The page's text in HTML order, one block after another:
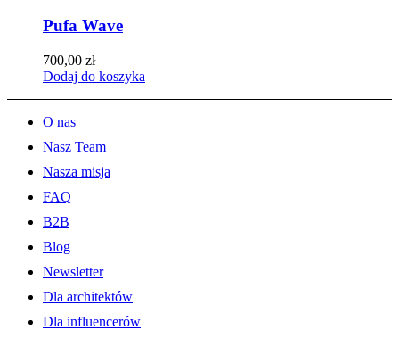
Pufa Wave
700,00 zł
Dodaj do koszyka
O nas
Nasz Team
Nasza misja
FAQ
B2B
Blog
Newsletter
Dla architektów
Dla influencerów